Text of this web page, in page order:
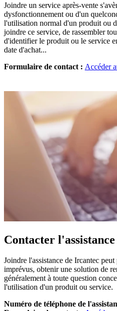
Joindre un service après-vente
dysfonctionnement ou d'un
l'utilisation normal d'un produit ou
joindre ce service, de rassembler
d'identifier le produit ou le service
date d'achat...
Formulaire de contact : Accéder
Contacter
Joindre l'assistance de Ircantec
imprévus, obtenir une solution de
généralement à toute question
l'utilisation d'un produit ou service.
Numéro de téléphone de